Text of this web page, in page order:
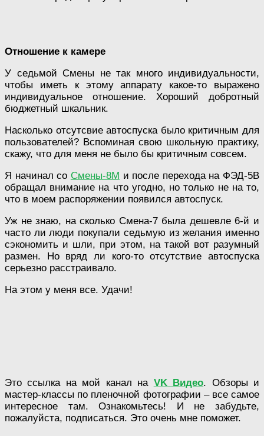
Отношение к камере
У седьмой Смены не так много индивидуальности,
чтобы иметь к этому аппарату какое-то выражено
индивидуальное отношение. Хороший добротный
бюджетный шкальник.
Насколько отсутсвие автоспуска было критичным для
пользователей? Вспоминая свою школьную практику,
скажу, что для меня не было бы критичным совсем.
Я начинал со Смены-8М и после перехода на ФЭД-5В
обращал внимание на что угодно, но только не на то,
что в моем распоряжении появился автоспуск.
Уж не знаю, на сколько Смена-7 была дешевле 6-й и
часто ли люди покупали седьмую из желания именно
сэкономить и шли, при этом, на такой вот разумный
размен. Но вряд ли кого-то отсутствие автоспуска
серьезно расстраивало.
На этом у меня все. Удачи!
Это ссылка на мой канал на VK Видео. Обзоры и
мастер-классы по пленочной фотографии – все самое
интересное там. Ознакомьтесь! И не забудьте,
пожалуйста, подписаться. Это очень мне поможет.